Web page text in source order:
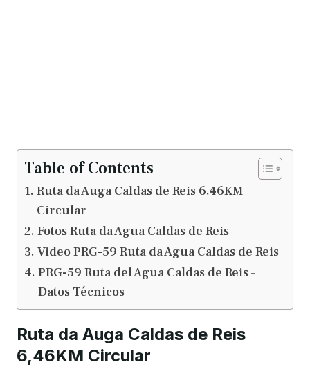
Table of Contents
Ruta da Auga Caldas de Reis 6,46KM
Circular
Fotos Ruta da Agua Caldas de Reis
Video PRG-59 Ruta da Agua Caldas de Reis
PRG-59 Ruta del Agua Caldas de Reis –
Datos Técnicos
Ruta da Auga Caldas de Reis
6,46KM Circular